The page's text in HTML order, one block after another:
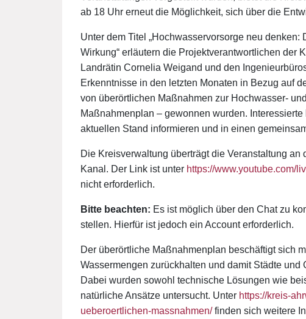
ab 18 Uhr erneut die Möglichkeit, sich über die
Unter dem Titel „Hochwasservorsorge neu
Wirkung“ erläutern die Projektverantwortlichen der
Landrätin Cornelia Weigand und den
Erkenntnisse in den letzten Monaten in Bezug auf
von überörtlichen Maßnahmen zur Hochwasser-
Maßnahmenplan – gewonnen wurden.
aktuellen Stand informieren und in einen
Die Kreisverwaltung überträgt die Veranstaltung
Kanal. Der Link ist unter https://www.youtube.com/
nicht erforderlich.
Bitte beachten: Es ist möglich über den Chat zu
stellen. Hierfür ist jedoch ein Account erforderlich.
Der überörtliche Maßnahmenplan beschäftigt sich
Wassermengen zurückhalten und damit Städte
Dabei wurden sowohl technische Lösungen wie
natürliche Ansätze untersucht. Unter https://kreis-
ueberoertlichen-massnahmen/finden sich weitere